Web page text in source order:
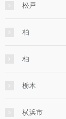
松戸
柏
柏
栃木
横浜市